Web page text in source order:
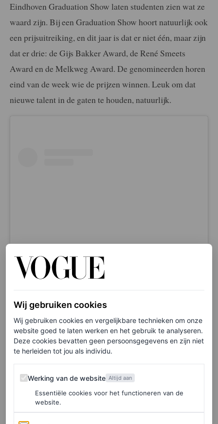
Eindhoven Graduation Show laten studenten zien wat ze
waard zijn. Bij een Graduation Show hoort natuurlijk ook
een prijsuitreiking, en dit jaar is dat er niet één, maar zijn
dat er drie: de Gijs Bakker Award, de René Smeets
Award en de Melkweg Award. De genomineerden horen
eind van de week wie de prijzen winnen. Leuk om dat
nieuwe talent in de gaten te houden, natuurlijk.
Dit bericht op Instagram bekijken
Wij gebruiken cookies
Wij gebruiken cookies en vergelijkbare technieken om onze
website goed te laten werken en het gebruik te analyseren.
Deze cookies bevatten geen persoonsgegevens en zijn niet
te herleiden tot jou als individu.
Werking van de website
Werking van de website Altijd aan
Essentiële cookies voor het functioneren van de
website.
Analytics